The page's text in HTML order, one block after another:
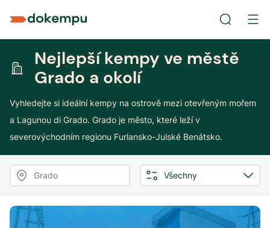
Nejlepší kempy ve městě
Grado a okolí
Vyhledejte si ideální kempy na ostrově mezi otevřeným mořem
a Lagunou di Grado. Grado je město, které leží v
severovýchodním regionu Furlansko-Julské Benátsko.
Grado Všechny